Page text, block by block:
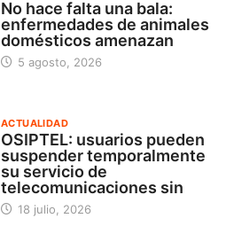
No hace falta una bala:
enfermedades de animales
domésticos amenazan
5 agosto, 2026
ACTUALIDAD
OSIPTEL: usuarios pueden
suspender temporalmente
su servicio de
telecomunicaciones sin
18 julio, 2026